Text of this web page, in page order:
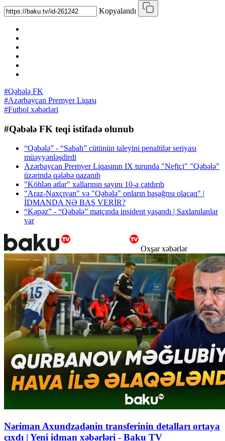
Kopyalandı
#Qəbələ FK
#Azərbaycan Premyer Liqası
#Futbol xəbərləri
#Qəbələ FK teqi istifadə olunub
“Qəbələ” - “Sabah” cütünün taleyini penaltilər seriyası
müəyyənləşdirdi
Azərbaycan Premyer Liqasının IX turunda "Neftçi" "Qəbələ"
üzərində qələbə qazanıb
"Köhlən atlar" xallarının sayını 10-a çatdırıb
"Araz-Naxçıvan" və "Qəbələ" onların başağrısı olacaq" |
İDMANDA NƏ BAŞ VERİR?
“Kəpəz” - “Qəbələ” matçında insident yaşandı | Saxlanılanlar
var
Oxşar xəbərlər
Nəriman Axundzadənin transferinin detalları ortaya
çıxdı | Yeni idman xəbərləri - Baku TV